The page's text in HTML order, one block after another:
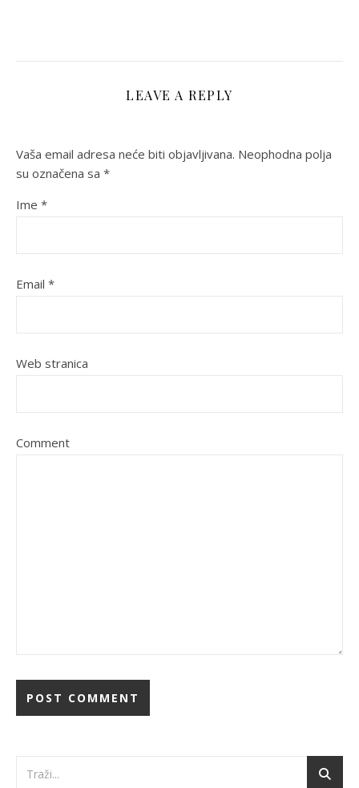
LEAVE A REPLY
Vaša email adresa neće biti objavljivana. Neophodna polja
su označena sa *
Ime *
Email *
Web stranica
Comment